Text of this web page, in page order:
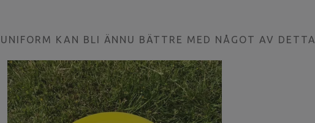
KAN BLI ÄNNU BÄTTRE MED NÅGOT AV DETTA